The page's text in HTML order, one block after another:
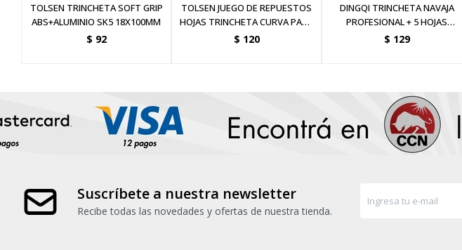
TOLSEN TRINCHETA SOFT GRIP
ABS+ALUMINIO SK5 18X100MM
$ 92
TOLSEN JUEGO DE REPUESTOS
HOJAS TRINCHETA CURVA PARA
ACRÍLIC
$ 120
DINGQI TRINCHETA NAVAJA
PROFESIONAL + 5 HOJAS
61x19MM
$ 129
Suscríbete a nuestra newsletter
Recibe todas las novedades y ofertas de nuestra tienda.